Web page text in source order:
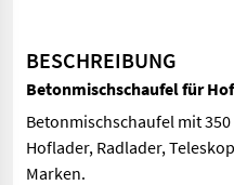
BESCHREIBUNG
Betonmischschaufel für
Betonmischschaufel mit
Hoflader, Radlader,
Marken.